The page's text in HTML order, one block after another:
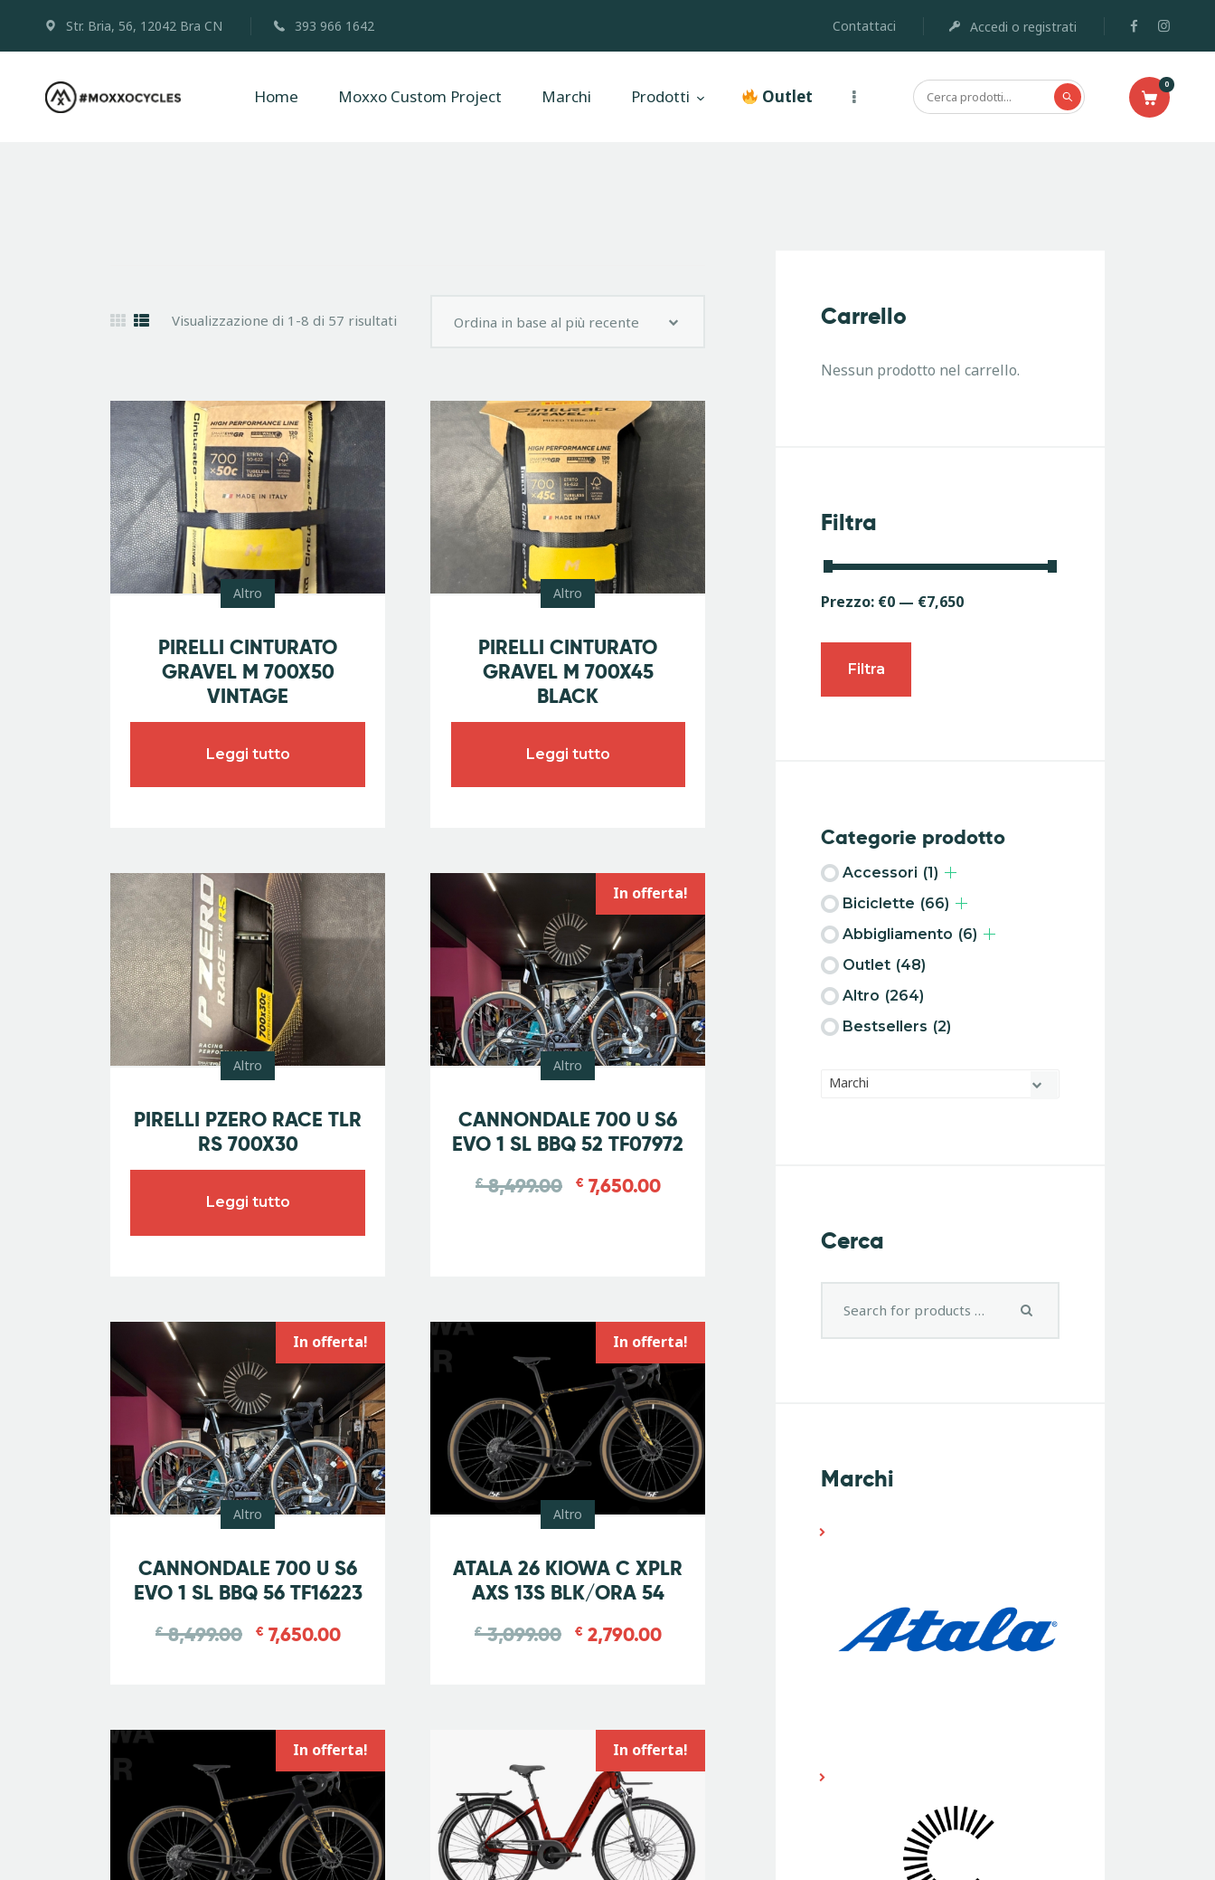
Str. Bria, 56, 12042 Bra CN 393 966 1642 Contattaci Accedi o registrati
Home Moxxo Custom Project Marchi Prodotti Outlet
0
Marchi
Contatti
Visualizzazione di 1-8 di 57 risultati
Altro
PIRELLI CINTURATO
GRAVEL M 700X50
VINTAGE
Leggi tutto
Altro
PIRELLI CINTURATO
GRAVEL M 700X45
BLACK
Leggi tutto
Altro
PIRELLI PZERO RACE TLR
RS 700X30
Leggi tutto
In offerta!
Altro
CANNONDALE 700 U S6
EVO 1 SL BBQ 52 TF07972
€ 8,499.00 € 7,650.00
In offerta!
Altro
CANNONDALE 700 U S6
EVO 1 SL BBQ 56 TF16223
€ 8,499.00 € 7,650.00
In offerta!
Altro
ATALA 26 KIOWA C XPLR
AXS 13S BLK/ORA 54
€ 3,099.00 € 2,790.00
In offerta! In offerta!
Carrello
Nessun prodotto nel carrello.
Filtra
Filtra
Prezzo: €0 — €7,650
Categorie prodotto
Accessori (1)
Biciclette (66)
Abbigliamento (6)
Outlet (48)
Altro (264)
Bestsellers (2)
Marchi
Cerca
Marchi